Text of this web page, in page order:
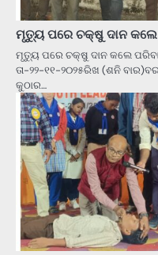
ମୃତ୍ୟୁ ପରେ ଚକ୍ଷୁ ଦାନ କଲେ
ମୃତ୍ୟୁ ପରେ ଚକ୍ଷୁ ଦାନ କଲେ
ତା-୨୨-୧୧-୨୦୨୫ରିଖ (ଶନି
କୁଠାର…